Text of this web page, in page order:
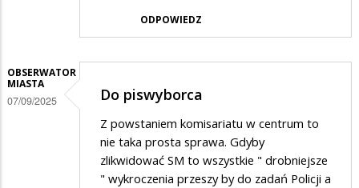
ODPOWIEDZ
OBSERWATOR
MIASTA
07/09/2025 Do piswyborca
Z powstaniem komisariatu w centrum to
nie taka prosta sprawa. Gdyby
zlikwidować SM to wszystkie " drobniejsze
" wykroczenia przeszy by do zadań Policji a